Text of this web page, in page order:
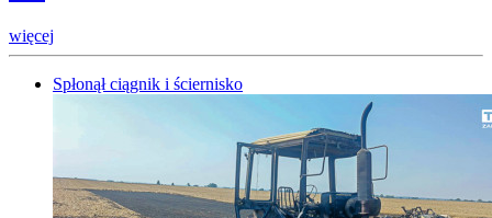
więcej
Spłonął ciągnik i ściernisko